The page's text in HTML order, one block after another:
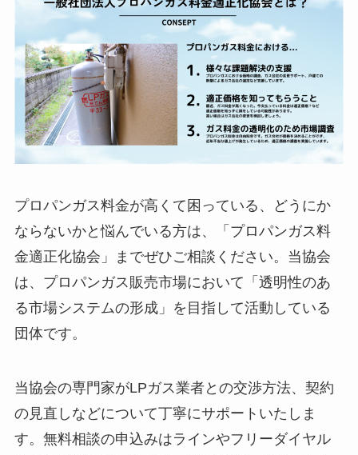
プロパンガス料金が高くて困っている、どうにか
ならないかと悩んでいる方は、「プロパンガス料
金適正化協会」までぜひご相談ください。当協会
は、プロパンガス販売市場において「透明性のあ
る市場システムの形成」を目指して活動している
団体です。
当協会の専門家がLPガス業者との交渉方法、契約
の見直しなどについて丁寧にサポートいたしま
す。無料相談の申込みはラインやフリーダイヤル